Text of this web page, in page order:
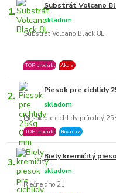
1. Substrát Volcano
Substrát Volcano Black 8L
skladom
TOP produkt Akcia
2. Piesok pre cichlidy
Piesok pre cichlidy prírodný
skladom
TOP produkt Novinka
3. Biely kremičitý
Riečne dno 2L
skladom